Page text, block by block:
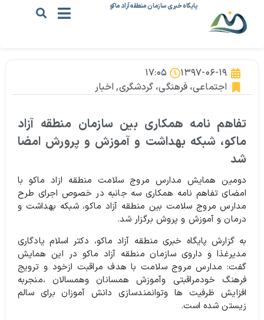
پایگاه خبری سازمان منطقه آزاد ماکو
۱۳۹۷-۰۶-۱۹
۱۷:۰۵
اجتماعی، فرهنگی، گردشگری, اخبار
تفاهم نامه همکاری بین سازمان منطقه آزاد
ماکو، شبکه بهداشت و آموزش و پرورش امضا
شد
دومین همایش مدارس مروج سلامت منطقه ازاد ماکو با
امضای تفاهم نامه همکاری سه جانبه در خصوص اجرای طرح
مدارس مروج سلامت بین منطقه آزاد ماکو، شبکه بهداشت و
درمان و آموزش و پروش برگزار شد.
به گزارش پایگاه خبری منطقه آزاد ماکو، دکتر اسلام یادگاری
مدیرغذا و داروی سازمان منطقه آزاد ماکو در این همایش
گفت: مدارس مروج سلامت با هدف مراقبت ازخود و ترویج
فرهنگ خودمراقبتی وآموزش همسانان وهمسالان ،منجربه
افزایش ظرفیت ها وتوانمندسازی دانش آموزان برای سالم
زیستن شده است.